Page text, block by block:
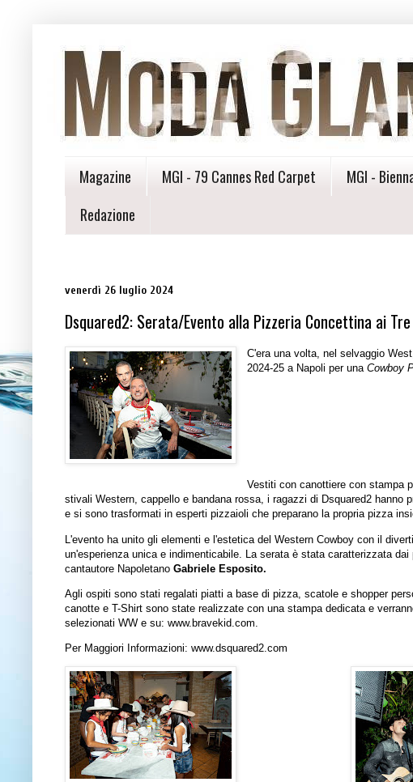
Magazine MGI - 79 Cannes Red Carpet MGI -
Redazione
venerdì 26 luglio 2024
Dsquared2: Serata/Evento alla Pizzeria Concettina ai
C'era una volta, nel selvaggio
2024-25 a Napoli per unaCowboy
Vestiti con canottiere con stampa
stivali Western, cappello e bandana rossa, i ragazzi di Dsquared2 hanno
e si sono trasformati in esperti pizzaioli che preparano la propria pizza
L'evento ha unito gli elementi e l'estetica del Western Cowboy con il
un'esperienza unica e indimenticabile. La serata è stata caratterizzata
cantautore Napoletano Gabriele Esposito.
Agli ospiti sono stati regalati piatti a base di pizza, scatole e shopper
canotte e T-Shirt sono state realizzate con una stampa dedicata e
selezionati WW e su: www.bravekid.com
Per Maggiori Informazioni: www.dsquared2.com